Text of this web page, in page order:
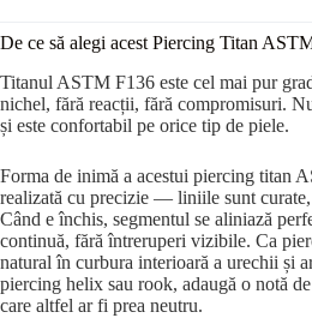
De ce să alegi acest Piercing Titan
Titanul ASTM F136 este cel mai pur
nichel, fără reacții, fără compromisuri.
și este confortabil pe orice tip de piele.
Forma de inimă a acestui piercing titan
realizată cu precizie — liniile sunt
Când e închis, segmentul se aliniază
continuă, fără întreruperi vizibile. Ca
natural în curbura interioară a urechii și
piercing helix sau rook, adaugă o notă
care altfel ar fi prea neutru.